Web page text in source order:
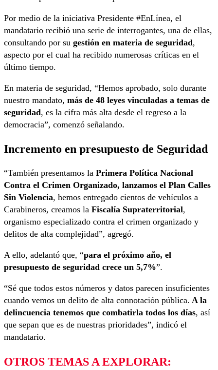
Por medio de la iniciativa Presidente #EnLínea, el
mandatario recibió una serie de interrogantes, una de ellas,
consultando por su gestión en materia de seguridad,
aspecto por el cual ha recibido numerosas críticas en el
último tiempo.
En materia de seguridad, “Hemos aprobado, solo durante
nuestro mandato, más de 48 leyes vinculadas a temas de
seguridad, es la cifra más alta desde el regreso a la
democracia”, comenzó señalando.
Incremento en presupuesto de Seguridad
“También presentamos la Primera Política Nacional
Contra el Crimen Organizado, lanzamos el Plan Calles
Sin Violencia, hemos entregado cientos de vehículos a
Carabineros, creamos la Fiscalía Supraterritorial,
organismo especializado contra el crimen organizado y
delitos de alta complejidad”, agregó.
A ello, adelantó que, “para el próximo año, el
presupuesto de seguridad crece un 5,7%”.
“Sé que todos estos números y datos parecen insuficientes
cuando vemos un delito de alta connotación pública. A la
delincuencia tenemos que combatirla todos los días, así
que sepan que es de nuestras prioridades”, indicó el
mandatario.
OTROS TEMAS A EXPLORAR: